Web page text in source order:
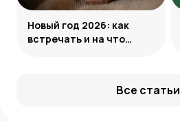
Все статьи
Новый год 2026: как
встречать и на что